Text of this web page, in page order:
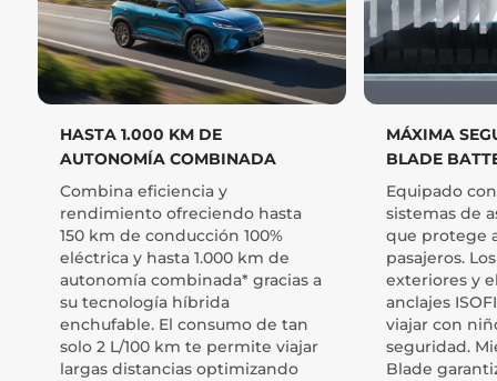
HASTA 1.000 KM DE
AUTONOMÍA COMBINADA
Combina eficiencia y
rendimiento ofreciendo hasta
150 km de conducción 100%
eléctrica y hasta 1.000 km de
autonomía combinada* gracias a
su tecnología híbrida
enchufable. El consumo de tan
solo 2 L/100 km te permite viajar
largas distancias optimizando
MÁXIMA
BLADE
Equipado
sistemas de
que protege
pasajeros.
exteriores y
anclajes
viajar con
seguridad.
Blade